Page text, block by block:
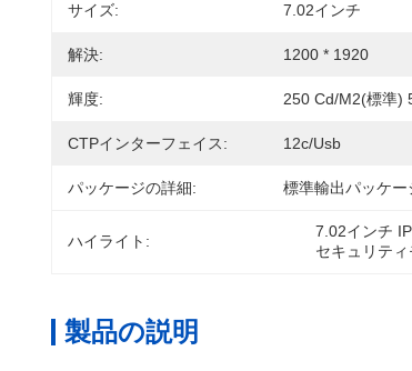
サイズ: 7.02インチ
解決: 1200 * 1920
輝度: 250 Cd/m2(標準)
CTPインターフェイス: 12c/usb
パッケージの詳細: 標準輸出パッケー
ハイライト:
7.02インチ
セキュリテ
製品の説明